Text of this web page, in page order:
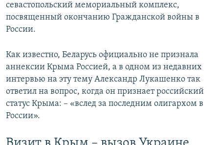
севастопольский мемориальный комплекс,
посвященный окончанию Гражданской войны в
России.
Как известно, Беларусь официально не признала
аннексии Крыма Россией, а в одном из недавних
интервью на эту тему Александр Лукашенко так
ответил на вопрос, когда он признает российский
статус Крыма: – «вслед за последним олигархом в
России».